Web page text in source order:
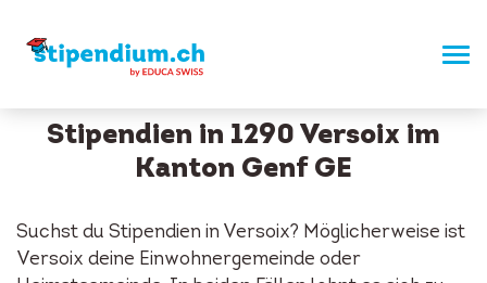
Stipendien in 1290 Versoix im
Kanton Genf GE
Suchst du Stipendien in Versoix? Möglicherweise ist
Versoix deine Einwohnergemeinde oder